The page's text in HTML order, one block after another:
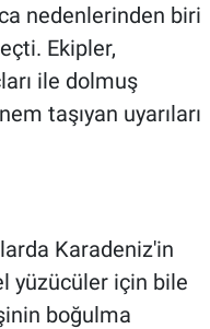
nedenlerinden biri
Ekipler,
ile dolmuş
taşıyan uyarıları
Karadeniz'in
yüzücüler için bile
boğulma